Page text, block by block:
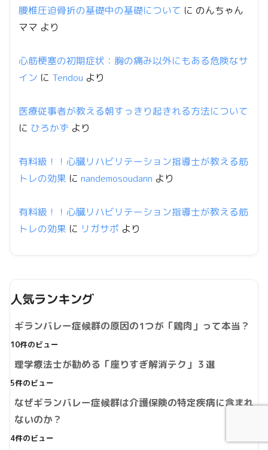
腰椎圧迫骨折の基礎中の基礎について に のんちゃん
ママ より
心筋梗塞の初期症状：胸の痛み以外にもある危険なサ
イン に Tendou より
医療従事者が教える朝すっきり起きれる方法について
に ひろかず より
有料級！！心臓リハビリテーション指導士が教える筋
トレの効果 に nandemosoudann より
有料級！！心臓リハビリテーション指導士が教える筋
トレの効果 に リガサポ より
人気ランキング
ギランバレー症候群の原因の1つが「鶏肉」って本当？
10件のビュー
理学療法士が勧める「座りすぎ解消テク」３選
5件のビュー
なぜギランバレー症候群は介護保険の特定疾病に含まれ
ないのか？
4件のビュー